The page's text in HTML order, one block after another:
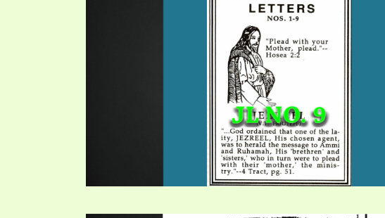
UNNUMBERED TRACTS
JEZREEL LETTERS, NOS. 1-9
SHEPHERD’S ROD STUDY CHARTS
VIDEO ARCHIVES